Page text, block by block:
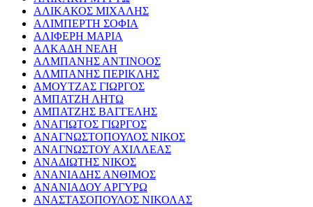
ΑΛΙΚΑΚΟΣ ΜΙΧΑΛΗΣ
ΑΛΙΜΠΕΡΤΗ ΣΟΦΙΑ
ΑΛΙΦΕΡΗ ΜΑΡΙΑ
ΑΛΚΑΔΗ ΝΕΛΗ
ΑΛΜΠΑΝΗΣ ΑΝΤΙΝΟΟΣ
ΑΛΜΠΑΝΗΣ ΠΕΡΙΚΛΗΣ
ΑΜΟΥΤΖΑΣ ΓΙΩΡΓΟΣ
ΑΜΠΑΤΖΗ ΛΗΤΩ
ΑΜΠΑΤΖΗΣ ΒΑΓΓΕΛΗΣ
ΑΝΑΓΙΩΤΟΣ ΓΙΩΡΓΟΣ
ΑΝΑΓΝΩΣΤΟΠΟΥΛΟΣ ΝΙΚΟΣ
ΑΝΑΓΝΩΣΤΟΥ ΑΧΙΛΛΕΑΣ
ΑΝΑΔΙΩΤΗΣ ΝΙΚΟΣ
ΑΝΑΝΙΑΔΗΣ ΑΝΘΙΜΟΣ
ΑΝΑΝΙΑΔΟΥ ΑΡΓΥΡΩ
ΑΝΑΣΤΑΣΟΠΟΥΛΟΣ ΝΙΚΟΛΑΣ